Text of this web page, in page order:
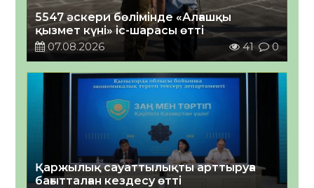
5547 әскери бөлімінде «Алғашқы
қызмет күні» іс-шарасы өтті
07.08.2026
41 0
Қаржылық сауаттылықты арттыруға
бағытталған кездесу өтті